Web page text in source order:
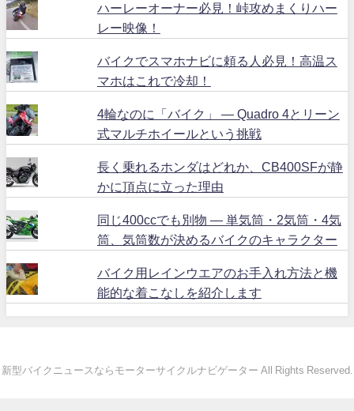
ハーレーオーナー必見！峠攻めまくりハー
レー映像！
バイクでスマホナビに頼る人必見！高温ス
マホはこれで冷却！
4輪なのに「バイク」 ― Quadro 4とリーン
式マルチホイールという挑戦
長く乗れるホンダはどれか、CB400SFが静
かに頂点に立った理由
同じ400ccでも別物 ― 単気筒・2気筒・4気
筒、気筒数が決めるバイクのキャラクター
バイク用レインウエアのお手入れ方法と機
能的な着こなしを紹介します
新型バイクニュースならモーターサイクルナビゲーター All Rights Reserved.